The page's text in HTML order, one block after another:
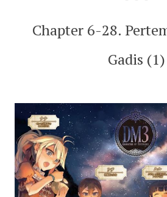
Chapter 6-28.
Gadis (1)